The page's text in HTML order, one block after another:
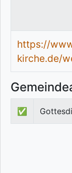
https://
kirche.de/
✅